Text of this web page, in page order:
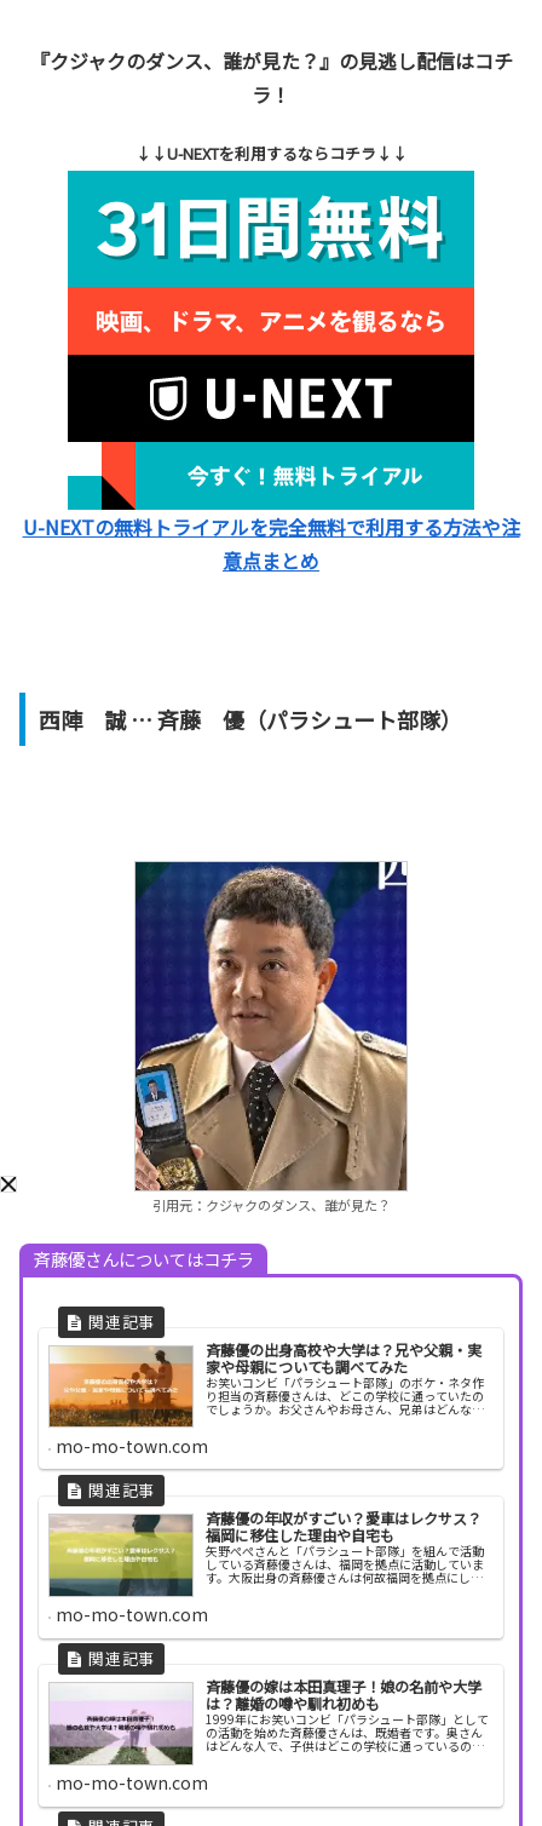
『クジャクのダンス、誰が見た？』の見逃し配信はコチ
ラ！
↓↓U-NEXTを利用するならコチラ↓↓
U-NEXTの無料トライアルを完全無料で利用する方法や注
意点まとめ
西陣 誠 … 斉藤 優（パラシュート部隊）
引用元：クジャクのダンス、誰が見た？
斉藤優さんについてはコチラ
斉藤優の出身高校や大学は？兄や父親・実
家や母親についても調べてみた
お笑いコンビ「パラシュート部隊」のボケ・ネタ作
り担当の斉藤優さんは、どこの学校に通っていたの
でしょうか。お父さんやお母さん、兄弟はどんな人
部隊)の...
mo-mo-town.com
斉藤優の年収がすごい？愛車はレクサス？
福岡に移住した理由や自宅も
矢野ぺぺさんと「パラシュート部隊」を組んで活動
している斉藤優さんは、福岡を拠点に活動していま
す。大阪出身の斉藤優さんは何故福岡を拠点にした
た。斉藤優...
mo-mo-town.com
斉藤優の嫁は本田真理子！娘の名前や大学
は？離婚の噂や馴れ初めも
1999年にお笑いコンビ「パラシュート部隊」として
の活動を始めた斉藤優さんは、既婚者です。奥さん
はどんな人で、子供はどこの学校に通っているので
嫁は...
mo-mo-town.com